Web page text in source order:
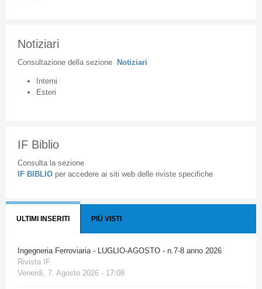
Notiziari
Consultazione della sezione Notiziari
Interni
Esteri
IF Biblio
Consulta la sezione
IF BIBLIO per accedere ai siti web delle riviste specifiche
ULTIMI INSERITI PIÙ VISTI
Ingegneria Ferroviaria - LUGLIO-AGOSTO - n.7-8 anno 2026
Rivista IF
Venerdì, 7. Agosto 2026 - 17:08